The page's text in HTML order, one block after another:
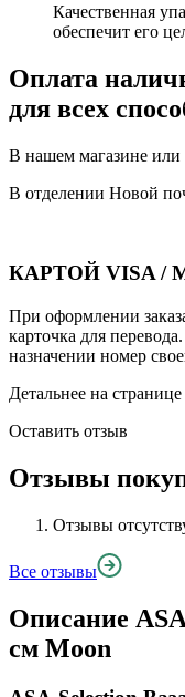
Качественная
обеспечит его
Оплата
для всех
В нашем магазине или
В отделении Новой
КАРТОЙ VISA /
При оформлении
карточка для
назначении номер
Детальнее на странице
Оставить отзыв
Отзывы
Отзывы
Все отзывы
Описание
см Moon